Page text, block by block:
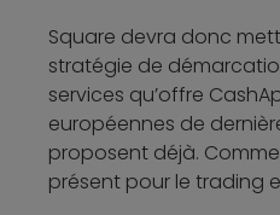
Square devra donc
stratégie de
services qu’offre
européennes de
proposent déjà.
présent pour le trading